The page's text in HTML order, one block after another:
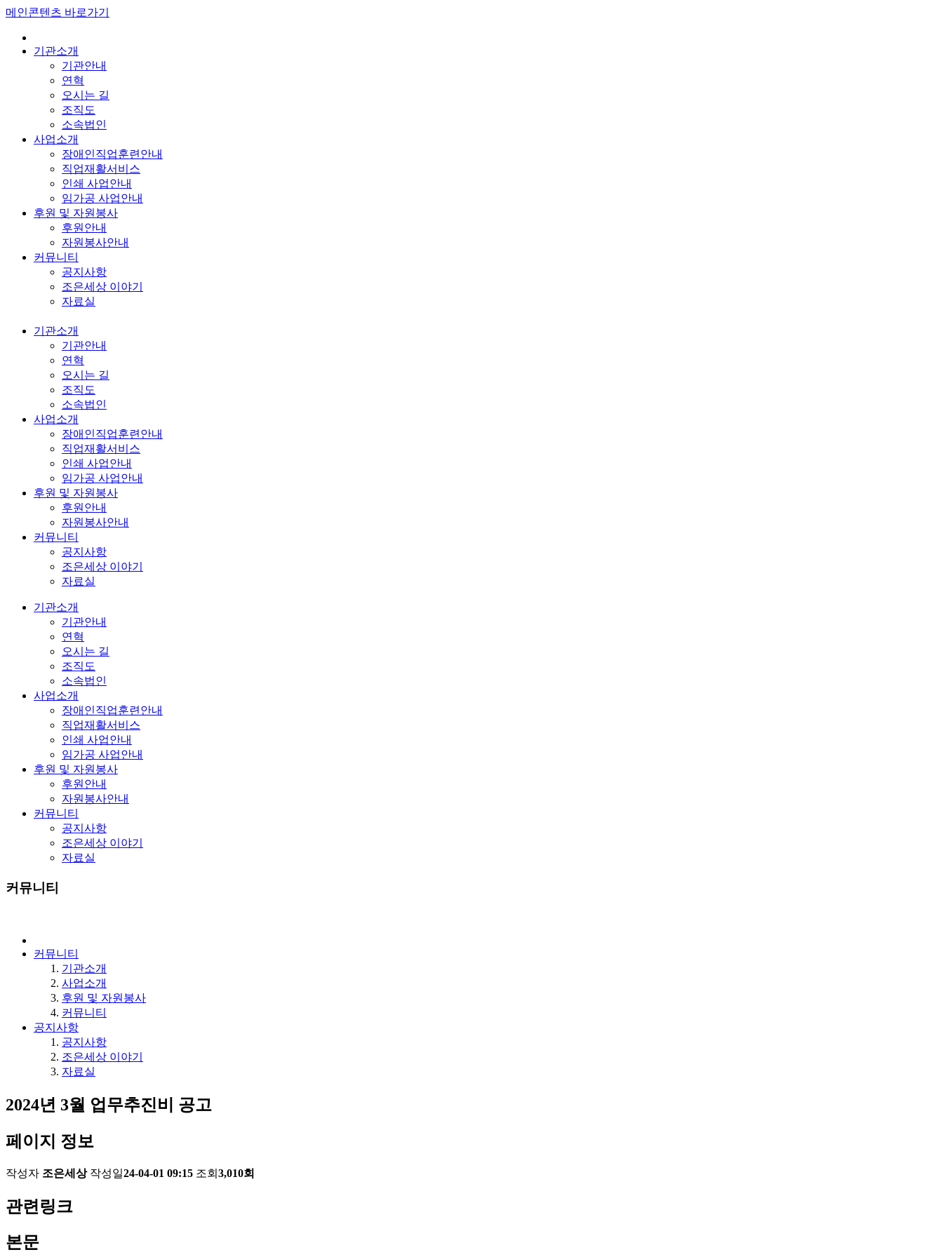
메인콘텐츠 바로가기
기관소개
기관안내
연혁
오시는 길
조직도
소속법인
사업소개
장애인직업훈련안내
직업재활서비스
인쇄 사업안내
임가공 사업안내
후원 및 자원봉사
후원안내
자원봉사안내
커뮤니티
공지사항
조은세상 이야기
자료실
기관소개
기관안내
연혁
오시는 길
조직도
소속법인
사업소개
장애인직업훈련안내
직업재활서비스
인쇄 사업안내
임가공 사업안내
후원 및 자원봉사
후원안내
자원봉사안내
커뮤니티
공지사항
조은세상 이야기
자료실
기관소개
기관안내
연혁
오시는 길
조직도
소속법인
사업소개
장애인직업훈련안내
직업재활서비스
인쇄 사업안내
임가공 사업안내
후원 및 자원봉사
후원안내
자원봉사안내
커뮤니티
공지사항
조은세상 이야기
자료실
커뮤니티
커뮤니티
기관소개
사업소개
후원 및 자원봉사
커뮤니티
공지사항
공지사항
조은세상 이야기
자료실
2024년 3월 업무추진비 공고
페이지 정보
작성자 조은세상 작성일24-04-01 09:15 조회 3,010회
관련링크
본문